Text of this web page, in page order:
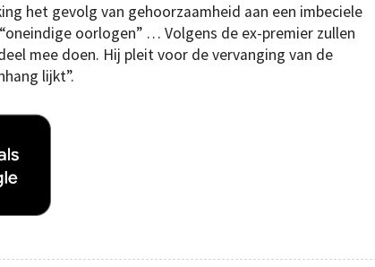
het gevolg van gehoorzaamheid aan een imbeciele
oorlogen” … Volgens de ex-premier zullen
mee doen. Hij pleit voor de vervanging van de
lijkt”.